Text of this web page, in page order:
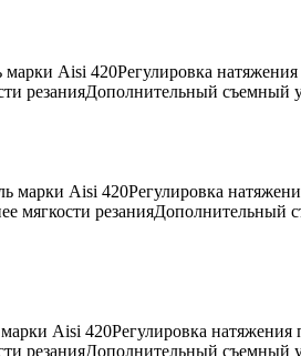
Aisi 420Регулировка
резанияДополнительный съемный
Aisi 420Регулировка
мягкости резанияДополнительный
Aisi 420Регулировка
резанияДополнительный съемный